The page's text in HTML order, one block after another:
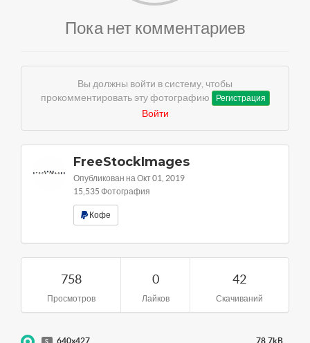
Пока нет комментариев
Вы должны войти в систему, чтобы
прокомментировать эту фотографию
Регистрация
Войти
FreeStockImages
Опубликован на Окт 01, 2019
15,535 Фотография
Кофе
758
Просмотров
0
Лайков
42
Скачиваний
S 640x427 78.7kB